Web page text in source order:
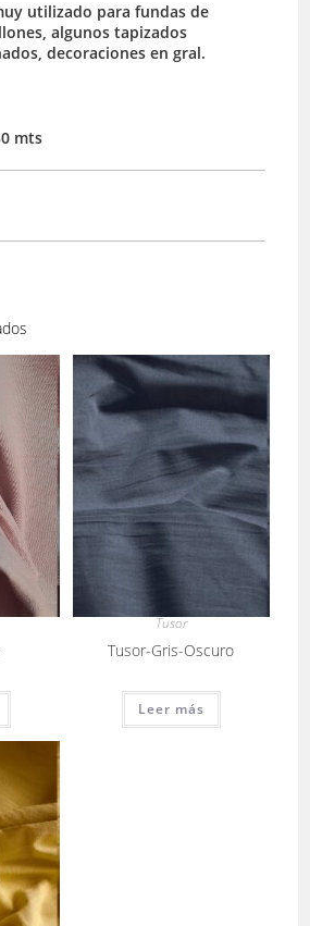
utilizado para fundas de
algunos tapizados
decoraciones en gral.
mts
Tusor
Tusor-Gris-Oscuro
Leer más